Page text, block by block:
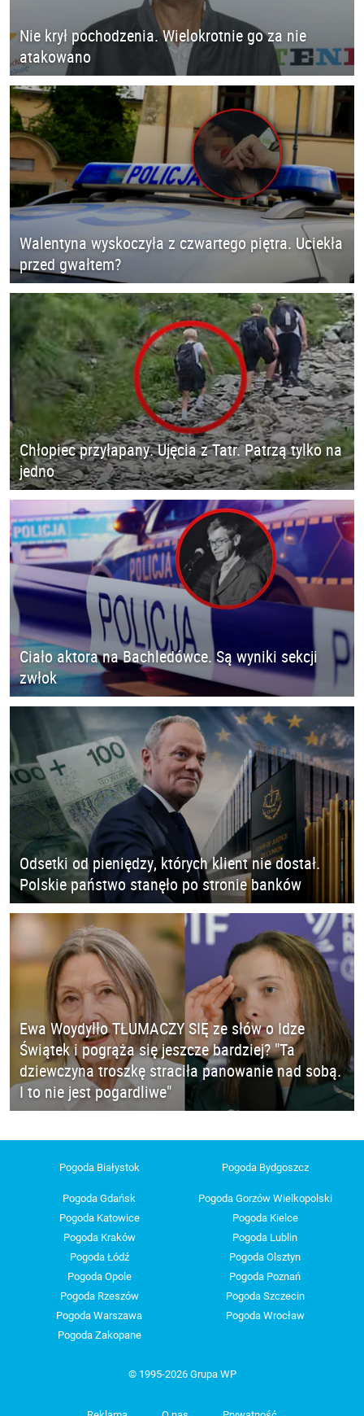
Nie krył pochodzenia. Wielokrotnie go za nie
atakowano
Walentyna wyskoczyła z czwartego piętra. Uciekła
przed gwałtem?
Chłopiec przyłapany. Ujęcia z Tatr. Patrzą tylko na
jedno
Ciało aktora na Bachledówce. Są wyniki sekcji
zwłok
Odsetki od pieniędzy, których klient nie dostał.
Polskie państwo stanęło po stronie banków
Ewa Woydyłło TŁUMACZY SIĘ ze słów o Idze
Świątek i pogrąża się jeszcze bardziej? "Ta
dziewczyna troszkę straciła panowanie nad sobą.
I to nie jest pogardliwe"
Pogoda Białystok Pogoda Bydgoszcz
Pogoda Gdańsk
Pogoda Gorzów Wielkopolski
Pogoda Katowice
Pogoda Kielce
Pogoda Kraków
Pogoda Lublin
Pogoda Łódź
Pogoda Olsztyn
Pogoda Opole
Pogoda Poznań
Pogoda Rzeszów
Pogoda Szczecin
Pogoda Warszawa
Pogoda Wrocław
Pogoda Zakopane
© 1995-2026 Grupa WP